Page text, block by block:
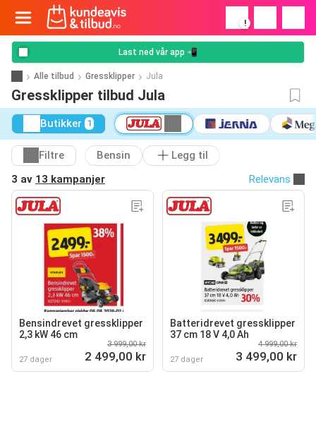
!
Last ned vår app 📲
Alle tilbud Gressklipper Jula
Gressklipper tilbud Jula
Butikker 1
Filtre Bensin
Legg til
3 av 13 kampanjer Relevans
Bensindrevet gressklipper
2,3 kW 46 cm
27 dager
3 999,00 kr
2 499,00 kr
Batteridrevet gressklipper
37 cm 18 V 4,0 Ah
27 dager
4 999,00 kr
3 499,00 kr